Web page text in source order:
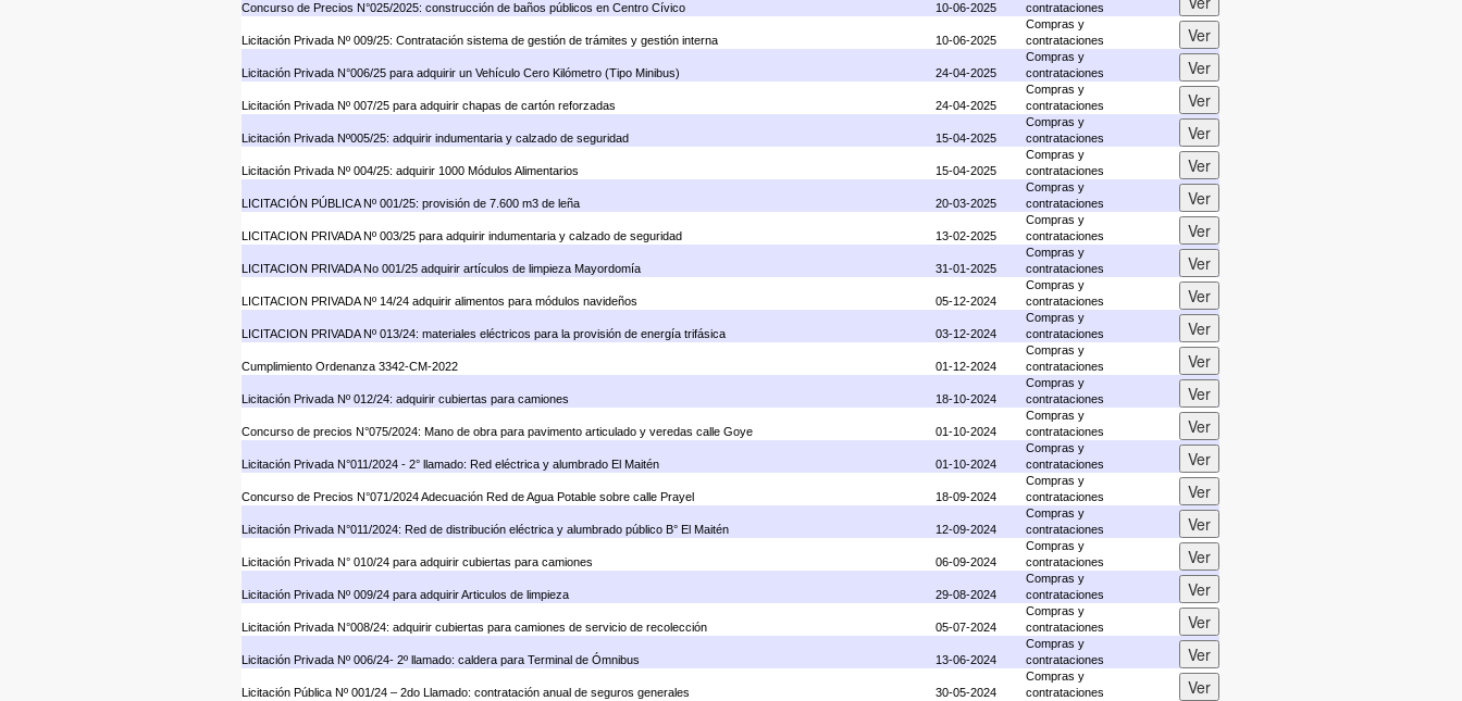
Concurso de Precios N°025/2025: construcción de baños públicos en Centro Cívico 10-06-2025
contrataciones
Licitación Privada Nº 009/25: Contratación sistema de gestión de trámites y gestión interna 10-06-2025
Compras y
contrataciones
Licitación Privada N°006/25 para adquirir un Vehículo Cero Kilómetro (Tipo Minibus) 24-04-2025
Compras y
contrataciones
Licitación Privada Nº 007/25 para adquirir chapas de cartón reforzadas 24-04-2025
Compras y
contrataciones
Licitación Privada Nº005/25: adquirir indumentaria y calzado de seguridad 15-04-2025
Compras y
contrataciones
Licitación Privada Nº 004/25: adquirir 1000 Módulos Alimentarios 15-04-2025
Compras y
contrataciones
LICITACIÓN PÚBLICA Nº 001/25: provisión de 7.600 m3 de leña 20-03-2025
Compras y
contrataciones
LICITACION PRIVADA Nº 003/25 para adquirir indumentaria y calzado de seguridad 13-02-2025
Compras y
contrataciones
LICITACION PRIVADA No 001/25 adquirir artículos de limpieza Mayordomía 31-01-2025
Compras y
contrataciones
LICITACION PRIVADA Nº 14/24 adquirir alimentos para módulos navideños 05-12-2024
Compras y
contrataciones
LICITACION PRIVADA Nº 013/24: materiales eléctricos para la provisión de energía trifásica 03-12-2024
Compras y
contrataciones
Cumplimiento Ordenanza 3342-CM-2022 01-12-2024
Compras y
contrataciones
Licitación Privada Nº 012/24: adquirir cubiertas para camiones 18-10-2024
Compras y
contrataciones
Concurso de precios N°075/2024: Mano de obra para pavimento articulado y veredas calle Goye 01-10-2024
Compras y
contrataciones
Licitación Privada N°011/2024 - 2° llamado: Red eléctrica y alumbrado El Maitén 01-10-2024
Compras y
contrataciones
Concurso de Precios N°071/2024 Adecuación Red de Agua Potable sobre calle Prayel 18-09-2024
Compras y
contrataciones
Licitación Privada N°011/2024: Red de distribución eléctrica y alumbrado público B° El Maitén 12-09-2024
Compras y
contrataciones
Licitación Privada N° 010/24 para adquirir cubiertas para camiones 06-09-2024
Compras y
contrataciones
Licitación Privada Nº 009/24 para adquirir Articulos de limpieza 29-08-2024
Compras y
contrataciones
Licitación Privada N°008/24: adquirir cubiertas para camiones de servicio de recolección 05-07-2024
Compras y
contrataciones
Licitación Privada Nº 006/24- 2º llamado: caldera para Terminal de Ómnibus 13-06-2024
Compras y
contrataciones
Licitación Pública Nº 001/24 – 2do Llamado: contratación anual de seguros generales 30-05-2024
Compras y
contrataciones